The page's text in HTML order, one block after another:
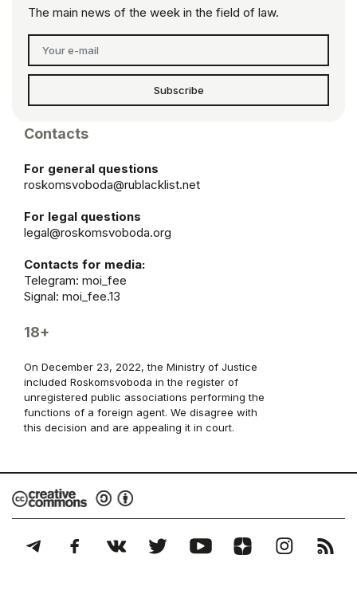
The main news of the week in the field of law.
Subscribe
Contacts
For general questions
roskomsvoboda@rublacklist.net
For legal questions
legal@roskomsvoboda.org
Contacts for media:
Telegram: moi_fee
Signal: moi_fee.13
18+
On December 23, 2022, the Ministry of Justice
included Roskomsvoboda in the register of
unregistered public associations performing the
functions of a foreign agent. We disagree with
this decision and are appealing it in court.